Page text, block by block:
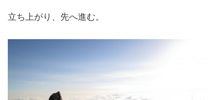
立ち上がり、先へ進む。